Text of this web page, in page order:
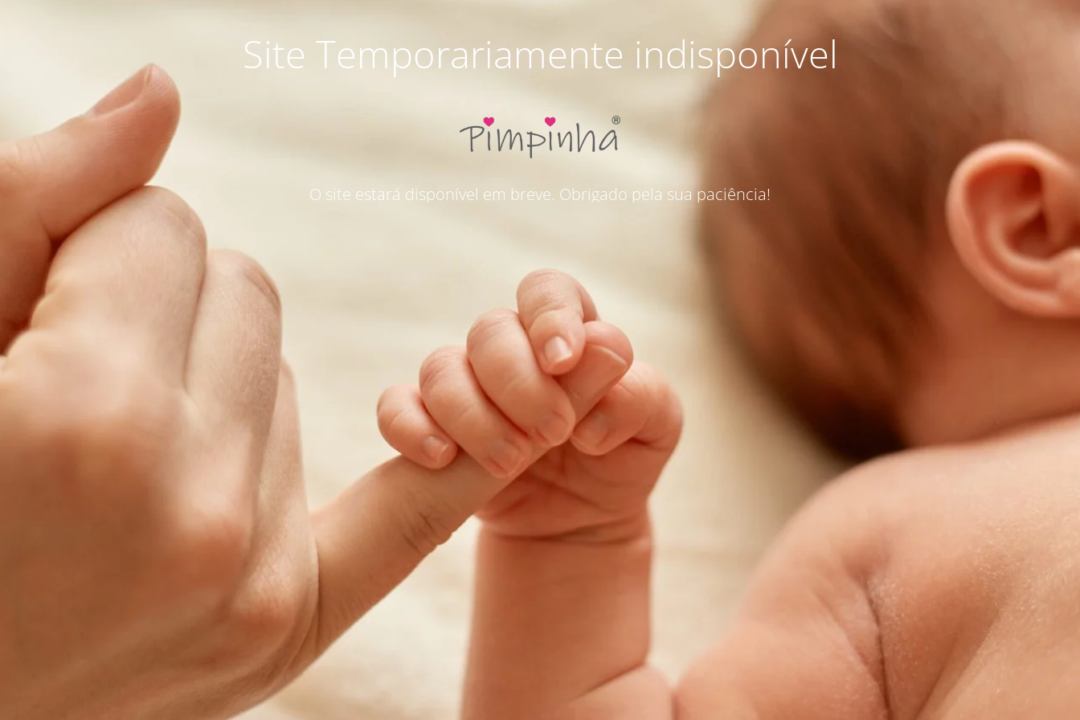
Site Temporariamente indisponível
O site estará disponível em breve. Obrigado pela sua paciência!